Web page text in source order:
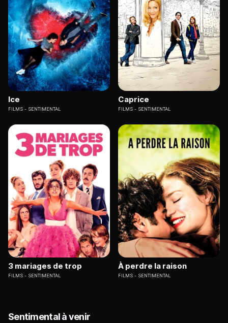
Ice
FILMS SENTIMENTAL
Caprice
FILMS SENTIMENTAL
3 mariages de trop
FILMS SENTIMENTAL
À perdre la raison
FILMS SENTIMENTAL
Sentimental à venir